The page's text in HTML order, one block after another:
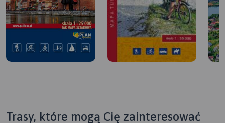
Trasy, które mogą Cię zainteresować